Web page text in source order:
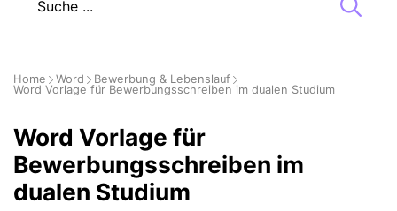
Home Word
Bewerbung & Lebenslauf
Word Vorlage für Bewerbungsschreiben im dualen Studium
Word Vorlage für
Bewerbungsschreiben im
dualen Studium